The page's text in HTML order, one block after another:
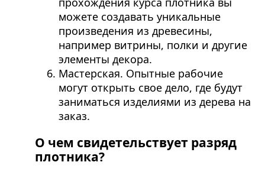
можете создавать уникальные
произведения из древесины,
например витрины, полки и другие
элементы декора.
Мастерская. Опытные рабочие
могут открыть свое дело, где будут
заниматься изделиями из дерева на
заказ.
О чем свидетельствует разряд
плотника?